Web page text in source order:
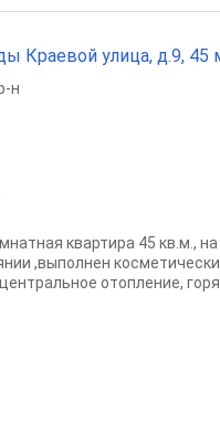
Краевой улица, д.9, 45
н
квартира 45 кв.м.,
,выполнен
отопление,